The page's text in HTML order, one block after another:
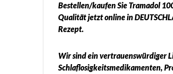
Bestellen/kaufen Sie Tramadol
Qualität jetzt online in
Rezept.
Wir sind ein vertrauenswürdiger
Schlaflosigkeitsmedikamenten,